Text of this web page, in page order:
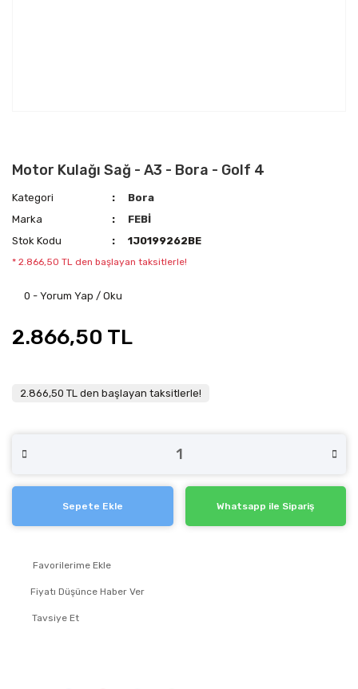
Motor Kulağı Sağ - A3 - Bora - Golf 4
Kategori
Bora
Marka
FEBİ
Stok Kodu
1J0199262BE
* 2.866,50 TL den başlayan taksitlerle!
0 - Yorum Yap / Oku
2.866,50 TL
2.866,50 TL den başlayan taksitlerle!
Sepete Ekle Whatsapp ile Sipariş
Fiyatı Düşünce Haber Ver
Tavsiye Et